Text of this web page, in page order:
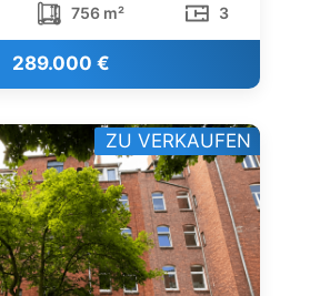
756 m² 3
289.000 €
ZU VERKAUFEN